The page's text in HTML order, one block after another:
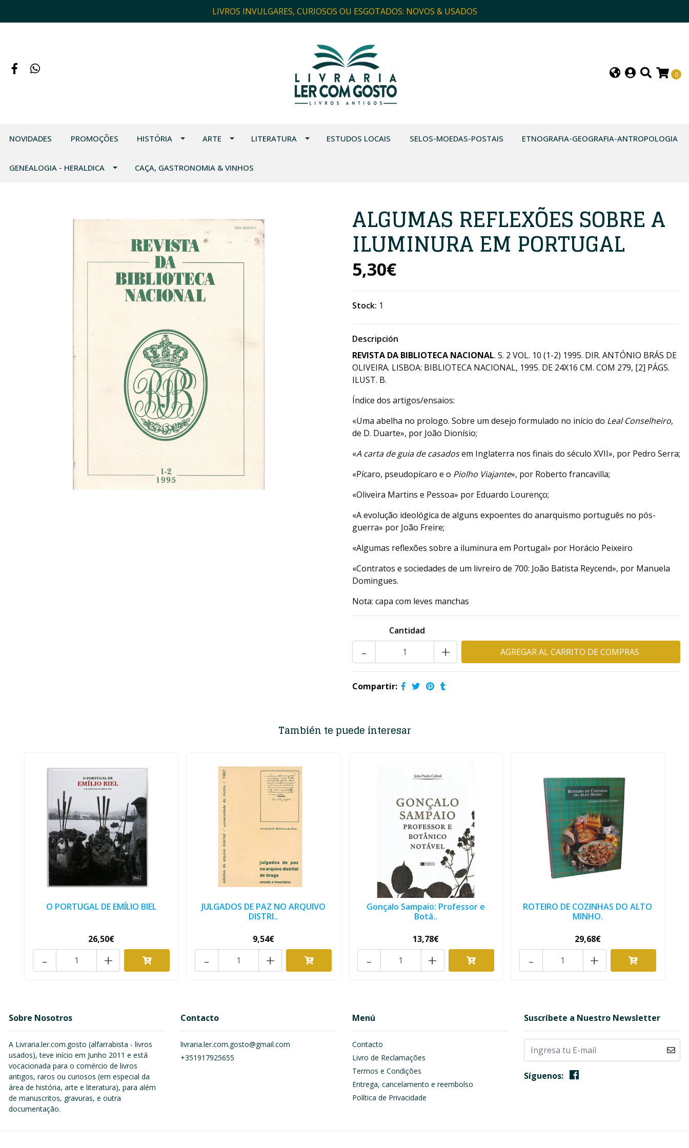
LIVROS INVULGARES, CURIOSOS OU ESGOTADOS: NOVOS & USADOS
0
NOVIDADES PROMOÇÕES HISTÓRIA ARTE LITERATURA ESTUDOS LOCAIS SELOS-MOEDAS-POSTAIS ETNOGRAFIA-GEOGRAFIA-ANTROPOLOGIA
GENEALOGIA - HERALDICA CAÇA, GASTRONOMIA & VINHOS
ALGUMAS REFLEXÕES SOBRE A
ILUMINURA EM PORTUGAL
5,30€
Stock: 1
Descripción
REVISTA DA BIBLIOTECA NACIONAL. S. 2 VOL. 10 (1-2) 1995. DIR. ANTÓNIO BRÁS DE
OLIVEIRA. LISBOA: BIBLIOTECA NACIONAL, 1995. DE 24X16 CM. COM 279, [2] PÁGS.
ILUST. B.
Índice dos artigos/ensaios:
«Uma abelha no prologo. Sobre um desejo formulado no início do Leal Conselheiro,
de D. Duarte», por João Dionísio;
«A carta de guia de casadosem Inglaterra nos finais do século XVII», por Pedro Serra;
«Pícaro, pseudopícaro e o Piolho Viajante», por Roberto francavilla;
«Oliveira Martins e Pessoa» por Eduardo Lourenço;
«A evolução ideológica de alguns expoentes do anarquismo português no pós-
guerra» por João Freire;
«Algumas reflexões sobre a iluminura em Portugal» por Horácio Peixeiro
«Contratos e sociedades de um livreiro de 700: João Batista Reycend», por Manuela
Domingues.
Nota: capa com leves manchas
Cantidad
+
-
Compartir:
También te puede interesar
O PORTUGAL DE EMÍLIO BIEL
26,50€
+
-
JULGADOS DE PAZ NO ARQUIVO
DISTRI..
9,54€
+
-
Gonçalo Sampaio: Professor e
Botâ..
13,78€
+
-
ROTEIRO DE COZINHAS DO ALTO
MINHO.
29,68€
+
-
Sobre Nosotros
A Livraria.ler.com.gosto (alfarrabista - livros
usados), teve início em Junho 2011 e está
vocacionada para o comércio de livros
antigos, raros ou curiosos (em especial da
área de história, arte e literatura), para além
de manuscritos, gravuras, e outra
documentação.
Contacto
livraria.ler.com.gosto@gmail.com
+351917925655
Menú
Contacto
Livro de Reclamações
Termos e Condições
Entrega, cancelamento e reembolso
Política de Privacidade
Suscríbete a Nuestro Newsletter
Síguenos: